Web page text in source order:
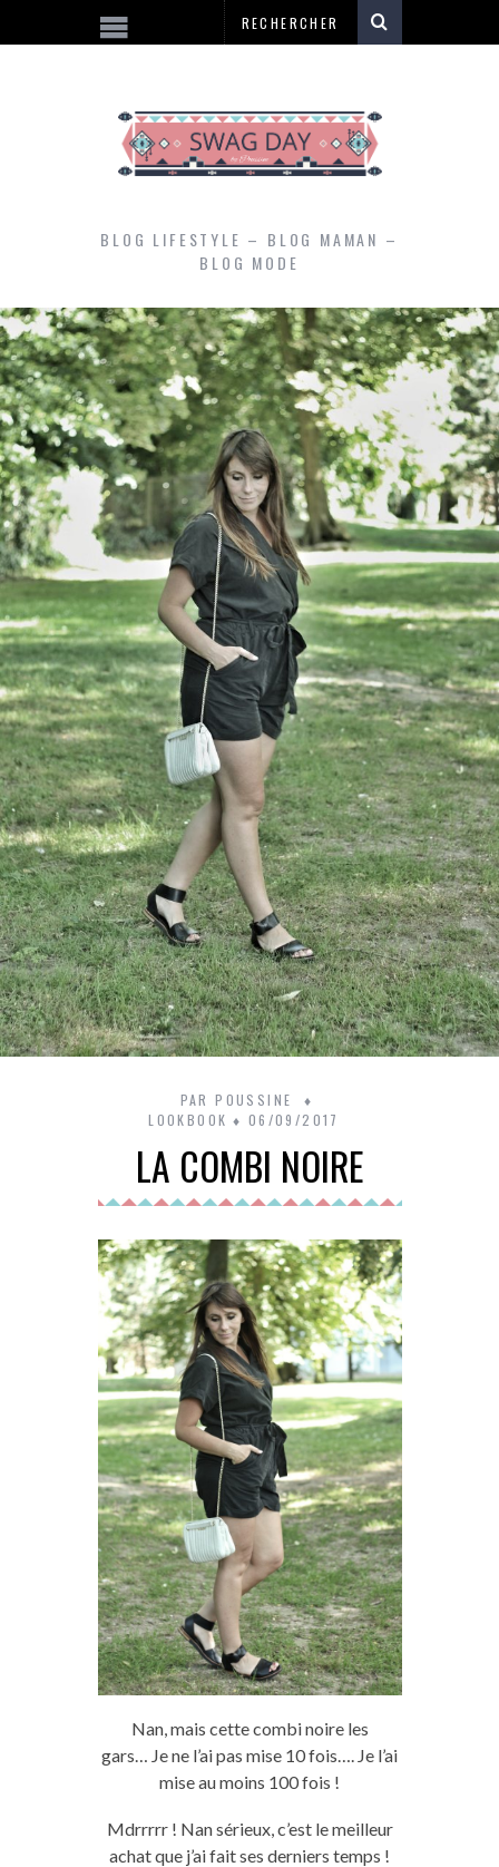
BLOG LIFESTYLE – BLOG MAMAN –
BLOG MODE
PAR POUSSINE
LOOKBOOK
06/09/2017
LA COMBI NOIRE
Nan, mais cettecombinoire les
gars… Je ne l’ai pas mise 10 fois…. Je l’ai
mise au moins 100 fois !
Mdrrrrr! Nan sérieux, c’est le meilleur
achat que j’ai fait ses derniers temps !